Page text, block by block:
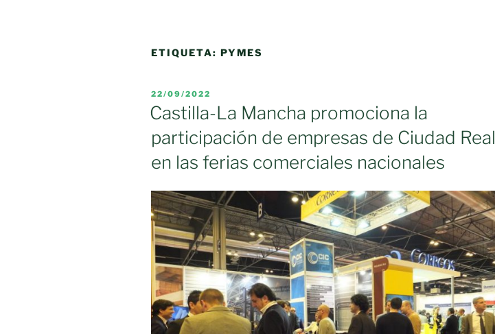
ETIQUETA: PYMES
PUBLICADO
EL
22/09/2022
Castilla-La Mancha promociona la
participación de empresas de Ciudad Real
en las ferias comerciales nacionales